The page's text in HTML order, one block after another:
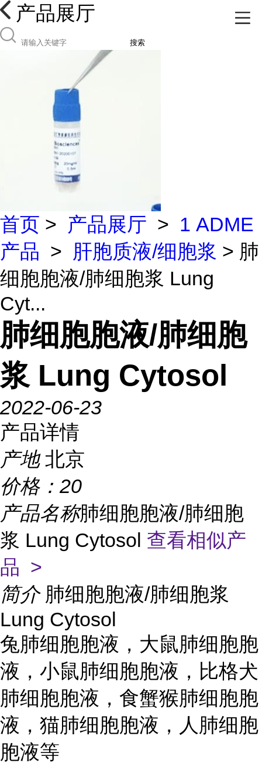
产品展厅
搜索
首页 > 产品展厅 > 1 ADME
产品 > 肝胞质液/细胞浆 > 肺
细胞胞液/肺细胞浆 Lung
Cyt...
肺细胞胞液/肺细胞
浆 Lung Cytosol
2022-06-23
产品详情
产地 北京
价格： 20
产品名称肺细胞胞液/肺细胞
浆 Lung Cytosol 查看相似产
品 >
简介 肺细胞胞液/肺细胞浆
Lung Cytosol
兔肺细胞胞液，大鼠肺细胞胞
液，小鼠肺细胞胞液，比格犬
肺细胞胞液，食蟹猴肺细胞胞
液，猫肺细胞胞液，人肺细胞
胞液等